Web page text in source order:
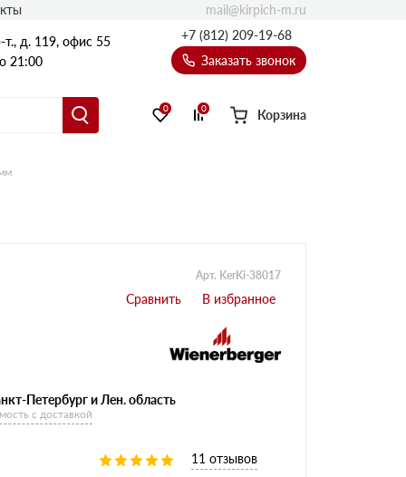
т., д. 119, офис 55
21:00
+7 (812) 209-19-68
Заказать звонок
0 0 Корзина
mail@kirpich-m.ru
Арт. KerKi-38017
Петербург и Лен. область
с доставкой
11 отзывов